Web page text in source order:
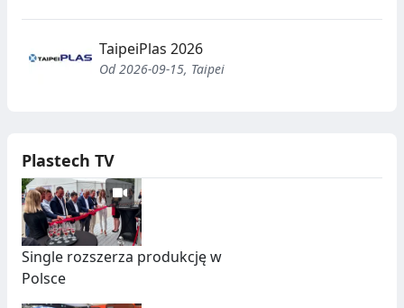
TaipeiPlas 2026
Od 2026-09-15, Taipei
Plastech TV
Single rozszerza produkcję w
Polsce